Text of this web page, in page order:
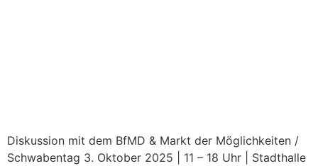
Diskussion mit dem BfMD & Markt der Möglichkeiten /
Schwabentag 3. Oktober 2025 | 11 – 18 Uhr | Stadthalle